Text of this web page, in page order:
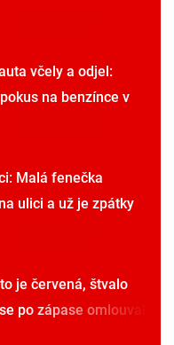
včely a odjel:
na benzínce v
Malá fenečka
ulici a už je zpátky
je červená, štvalo
po zápase omlouval